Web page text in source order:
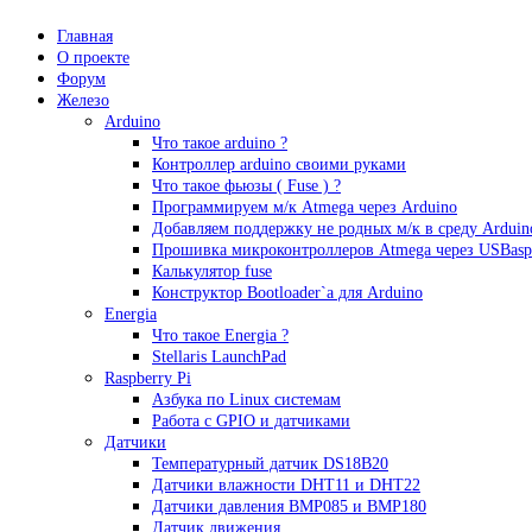
Главная
О проекте
Форум
Железо
Arduino
Что такое аrduino ?
Контроллер arduino своими руками
Что такое фьюзы ( Fuse ) ?
Программируем м/к Atmega через Arduino
Добавляем поддержку не родных м/к в среду
Прошивка микроконтроллеров Atmega через USBasp
Калькулятор fuse
Конструктор Bootloader`а для Arduino
Energia
Что такое Energia ?
Stellaris LaunchPad
Raspberry Pi
Азбука по Linux системам
Работа с GPIO и датчиками
Датчики
Температурный датчик DS18B20
Датчики влажности DHT11 и DHT22
Датчики давления BMP085 и BMP180
Датчик движения